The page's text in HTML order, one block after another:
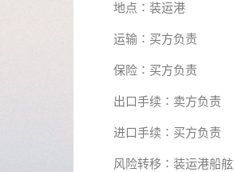
地点∶装运港
运输∶买方负责
保险∶买方负责
出口手续∶卖方负责
进口手续∶买方负责
风险转移∶装运港船舷